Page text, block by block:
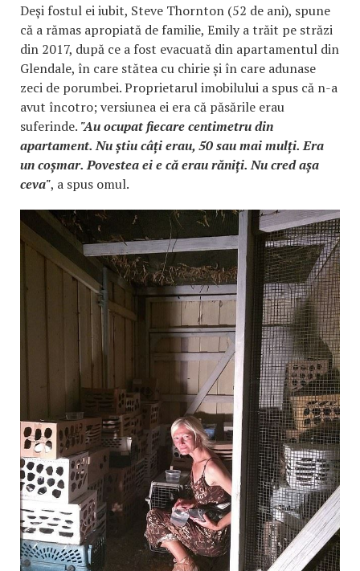
Deși fostul ei iubit, Steve Thornton (52 de ani), spune
că a rămas apropiată de familie, Emily a trăit pe străzi
din 2017, după ce a fost evacuată din apartamentul din
Glendale, în care stătea cu chirie și în care adunase
zeci de porumbei. Proprietarul imobilului a spus că n-a
avut încotro; versiunea ei era că păsările erau
suferinde. "Au ocupat fiecare centimetru din
apartament. Nu știu câți erau, 50 sau mai mulți. Era
un coșmar. Povestea ei e că erau răniți. Nu cred așa
ceva", a spus omul.